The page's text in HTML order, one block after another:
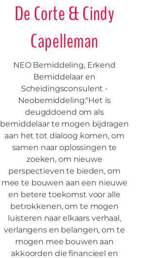
De Corte & Cindy
Capelleman
NEO Bemiddeling, Erkend
Bemiddelaar en
Scheidingsconsulent -
Neobemiddeling."Het is
deugddoend om als
bemiddelaar te mogen bijdragen
aan het tot dialoog komen, om
samen naar oplossingen te
zoeken, om nieuwe
perspectieven te bieden, om
mee te bouwen aan een nieuwe
en betere toekomst voor alle
betrokkenen, om te mogen
luisteren naar elkaars verhaal,
verlangens en belangen, om te
mogen mee bouwen aan
akkoorden die financieel en